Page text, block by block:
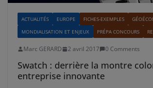
ACTUALITÉS EUROPE FICHES-EXEMPLES
MONDIALISATION ET ENJEUX
PRÉPA CONCOURS
Marc GERARD 2 avril 2017 0 Comments
Swatch : derrière la montre
entreprise innovante